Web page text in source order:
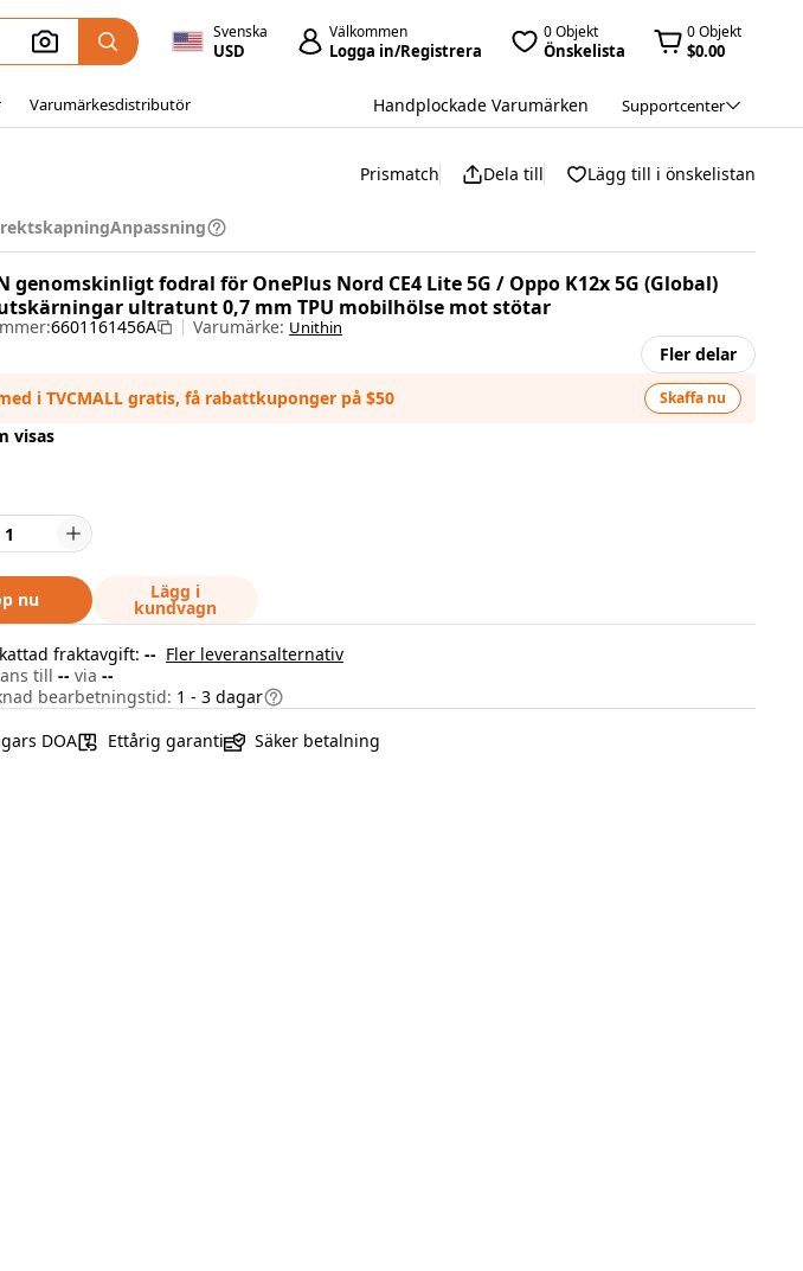
Svenska
USD
Välkommen
Logga in/Registrera
0 Objekt
Önskelista
0 Objekt
$0.00
Varumärkesdistributör Handplockade Varumärken Supportcenter
5G Skal
Prismatch Dela till Lägg till i önskelistan
Anpassning
genomskinligt fodral för OnePlus Nord CE4 Lite 5G / Oppo K12x 5G (Global)
ultratunt 0,7 mm TPU mobilhölse mot stötar
6601161456A Varumärke: Unithin
Fler delar
i TVCMALL gratis, få rabattkuponger på $50
Skaffa nu
visas
nu
Lägg i
kundvagn
fraktavgift: -- Fler leveransalternativ
till -- via --
bearbetningstid: 1 - 3 dagar
DOA
Ettårig garanti Säker betalning